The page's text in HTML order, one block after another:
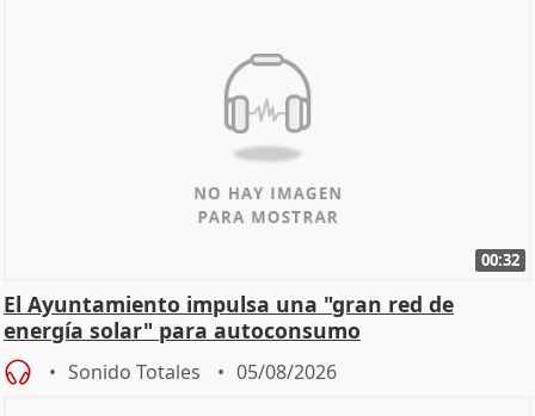
00:32
El Ayuntamiento impulsa una "gran red de
energía solar" para autoconsumo
Sonido Totales 05/08/2026